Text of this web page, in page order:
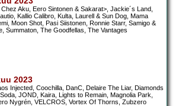
Aku, Eero Sintonen & Sakarat>, Jackie´s Land,
Kallio Calibro, Kulta, Laurell & Sun Dog, Mama
Moon Shot, Pasi Siistonen, Ronnie Starr, Samigo &
Summaton, The Goodfellas, The Vantages
2023
Injected, Coochilla, DanC, Delaire The Liar, Diamonds
JOND, Kaira, Lights to Remain, Magnolia Park,
Nygrén, VELCROS, Vortex Of Thorns, Zubzero